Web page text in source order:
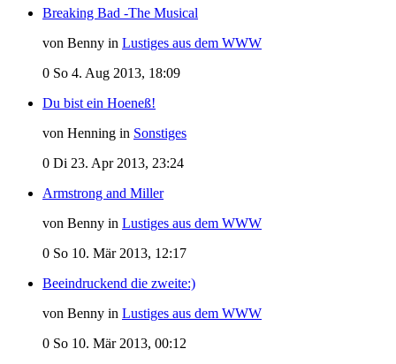
Breaking Bad -The Musical
von Benny in Lustiges aus dem WWW
0 So 4. Aug 2013, 18:09
Du bist ein Hoeneß!
von Henning in Sonstiges
0 Di 23. Apr 2013, 23:24
Armstrong and Miller
von Benny in Lustiges aus dem WWW
0 So 10. Mär 2013, 12:17
Beeindruckend die zweite:)
von Benny in Lustiges aus dem WWW
0 So 10. Mär 2013, 00:12